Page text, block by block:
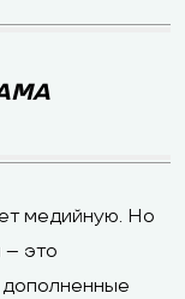
медийную. Но
– это